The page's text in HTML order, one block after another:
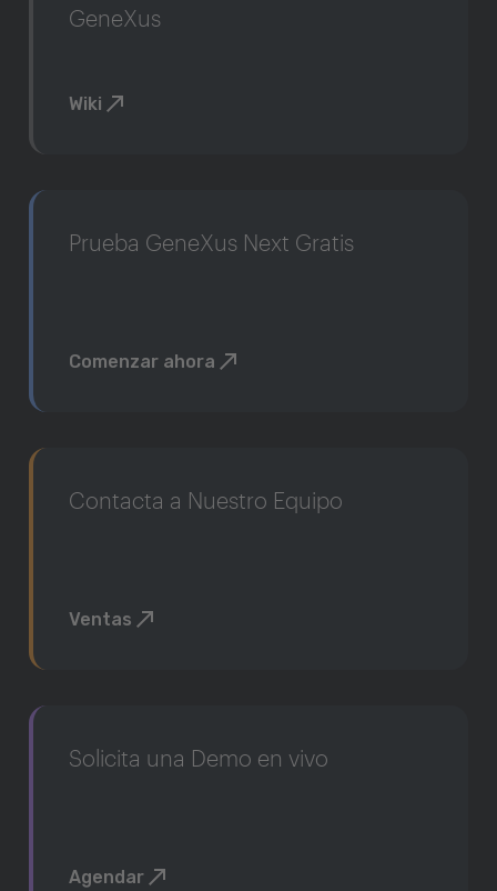
GeneXus
Wiki
Prueba GeneXus Next Gratis
Comenzar ahora
Contacta a Nuestro Equipo
Ventas
Solicita una Demo en vivo
Agendar